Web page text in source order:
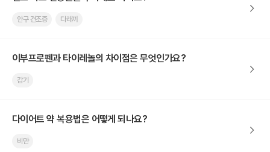
안구 건조증 다래끼
이부프로펜과 타이레놀의 차이점은 무엇인가요?
감기
다이어트 약 복용법은 어떻게 되나요?
비만